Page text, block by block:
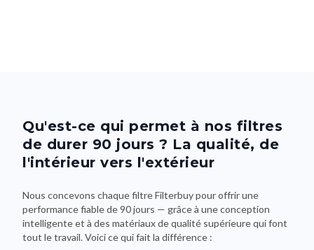
Qu'est-ce qui permet à nos filtres
de durer 90 jours ? La qualité, de
l'intérieur vers l'extérieur
Nous concevons chaque filtre Filterbuy pour offrir une
performance fiable de 90 jours — grâce à une conception
intelligente et à des matériaux de qualité supérieure qui font
tout le travail. Voici ce qui fait la différence :